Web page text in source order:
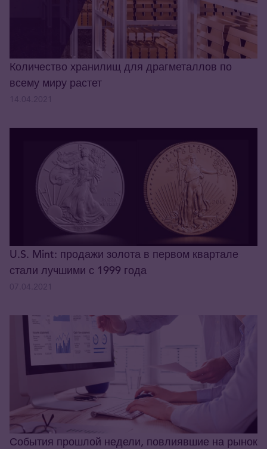
Количество хранилищ для драгметаллов по
всему миру растет
U.S. Mint: продажи золота в первом квартале
стали лучшими с 1999 года
События прошлой недели, повлиявшие на рынок